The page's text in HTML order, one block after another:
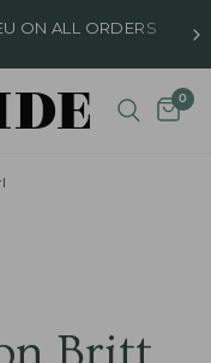
ON ALL ORDERS
0